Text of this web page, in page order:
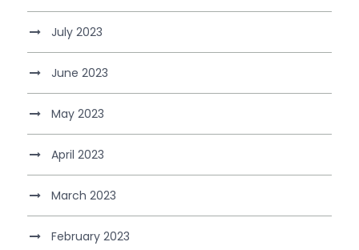
July 2023
June 2023
May 2023
April 2023
March 2023
February 2023